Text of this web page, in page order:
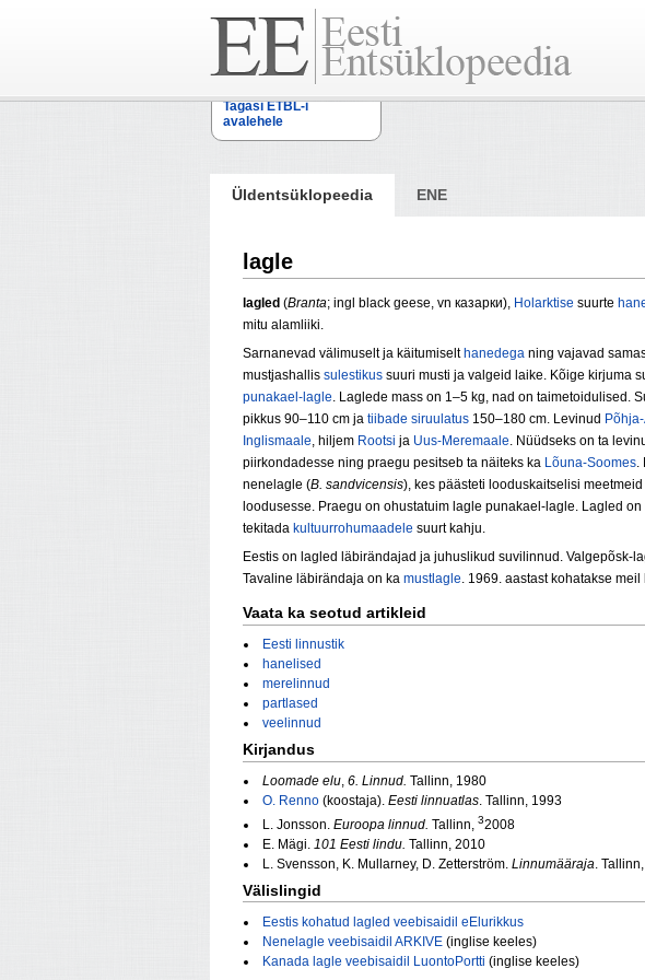
Tagasi ETBL-i
avalehele
Üldentsüklopeedia ENE
lagle
lagled (Branta; ingl black geese, vn казарки), Holarktise suurte
mitu alamliiki.
Sarnanevad välimuselt ja käitumiselt hanedega ning vajavad
mustjashallis sulestikus suuri musti ja valgeid laike. Kõige kirjuma
punakael-lagle. Laglede mass on 1–5 kg, nad on taimetoidulised.
pikkus 90–110 cm ja tiibade siruulatus 150–180 cm. Levinud
Inglismaale, hiljem Rootsi ja Uus-Meremaale. Nüüdseks on ta
piirkondadesse ning praegu pesitseb ta näiteks ka Lõuna-Soomes.
nenelagle (B. sandvicensis), kes päästeti looduskaitselisi
loodusesse. Praegu on ohustatuim lagle punakael-lagle. Lagled on
tekitada kultuurrohumaadele suurt kahju.
Eestis on lagled läbirändajad ja juhuslikud suvilinnud.
Tavaline läbirändaja on ka mustlagle. 1969. aastast kohatakse
Vaata ka seotud artikleid
Eesti linnustik
hanelised
merelinnud
partlased
veelinnud
Kirjandus
Loomade elu, 6. Linnud. Tallinn, 1980
O. Renno (koostaja). Eesti linnuatlas. Tallinn, 1993
L. Jonsson. Euroopa linnud. Tallinn, 32008
E. Mägi. 101 Eesti lindu. Tallinn, 2010
L. Svensson, K. Mullarney, D. Zetterström. Linnumääraja.
Välislingid
Eestis kohatud lagled veebisaidil eElurikkus
Nenelagle veebisaidil ARKIVE (inglise keeles)
Kanada lagle veebisaidil LuontoPortti (inglise keeles)